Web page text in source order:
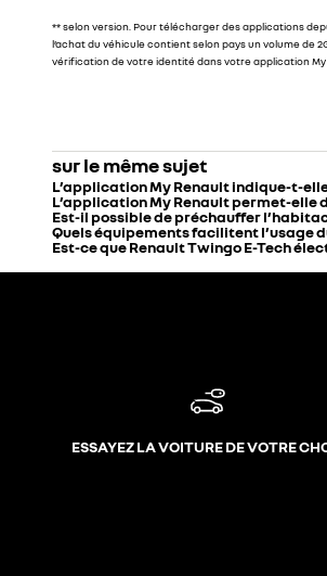
** selon version. Pour télécharger des applications
l’achat du véhicule contient selon pays un volume de
vérification de votre identité dans votre application
sur le même sujet
L’application My Renault indique-t-
L’application My Renault permet-elle
Est-il possible de préchauffer
Quels équipements facilitent l’usage
Est-ce que Renault Twingo E-Tech
ESSAYEZ LA VOITURE DE VOTRE